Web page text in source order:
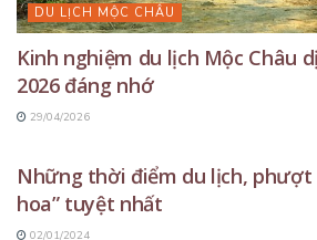
DU LỊCH MỘC CHÂU
Kinh nghiệm du lịch Mộc Châu
2026 đáng nhớ
29/04/2026
Những thời điểm du lịch, phượt
hoa” tuyệt nhất
02/01/2024